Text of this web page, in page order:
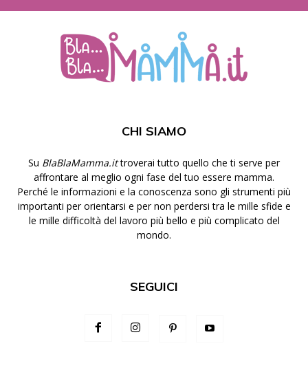
CHI SIAMO
Su BlaBlaMamma.ittroverai tutto quello che ti serve per
affrontare al meglio ogni fase del tuo essere mamma.
Perché le informazioni e la conoscenza sono gli strumenti più
importanti per orientarsi e per non perdersi tra le mille sfide e
le mille difficoltà del lavoro più bello e più complicato del
mondo.
SEGUICI